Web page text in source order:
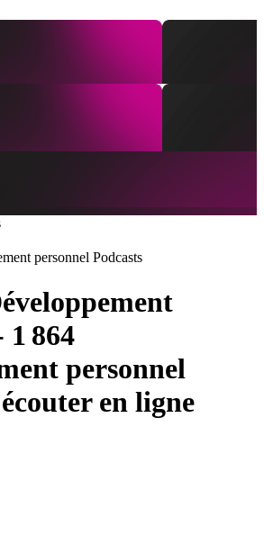
personnel Podcasts
1 864
personnel
en ligne